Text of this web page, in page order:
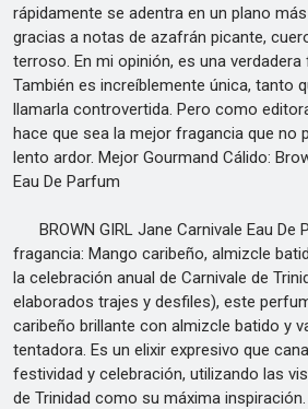
rápidamente se adentra en un plano
gracias a notas de azafrán picante,
terroso. En mi opinión, es una
También es increíblemente única, tanto
llamarla controvertida. Pero como
hace que sea la mejor fragancia que no
lento ardor. Mejor Gourmand Cálido:
Eau De Parfum
BROWN GIRL Jane Carnivale Eau De
fragancia: Mango caribeño, almizcle
la celebración anual de Carnivale de
elaborados trajes y desfiles), este
caribeño brillante con almizcle batido y
tentadora. Es un elixir expresivo que
festividad y celebración, utilizando las
de Trinidad como su máxima